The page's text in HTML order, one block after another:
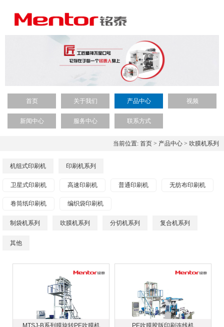
首页 关于我们 产品中心 视频
新闻中心 服务中心 联系方式
当前位置: 首页 > 产品中心 > 吹膜机系列
机组式印刷机 印刷机系列
卫星式印刷机 高速印刷机 普通印刷机 无纺布印刷机
卷筒纸印刷机 编织袋印刷机
制袋机系列 吹膜机系列 分切机系列 复合机系列
其他